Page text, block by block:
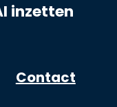
inzetten
Contact